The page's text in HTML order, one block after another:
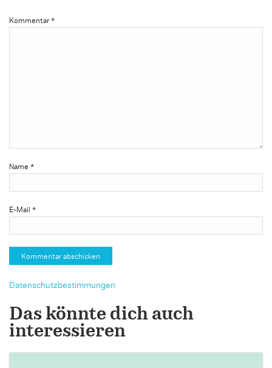
Kommentar *
Name *
E-Mail *
Datenschutzbestimmungen
Das könnte dich auch
interessieren